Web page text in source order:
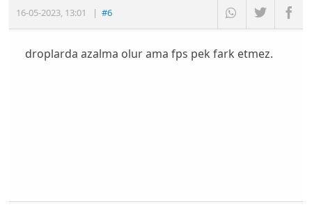
16-05-2023, 13:01 |#6
droplarda azalma olur ama fps pek fark etmez.